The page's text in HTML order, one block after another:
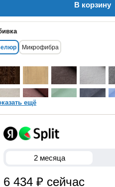
В корзину
Микрофибра
ещё
2 месяца
6 434 ₽ сейчас